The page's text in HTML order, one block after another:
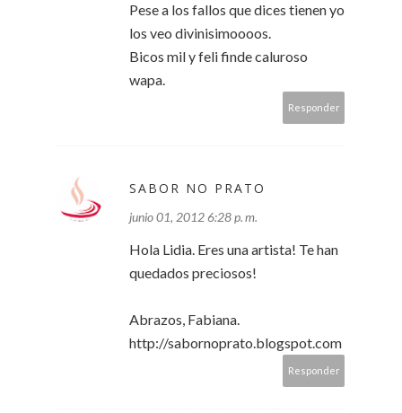
Pese a los fallos que dices tienen yo
los veo divinisimoooos.
Bicos mil y feli finde caluroso
wapa.
Responder
SABOR NO PRATO
junio 01, 2012 6:28 p. m.
Hola Lidia. Eres una artista! Te han
quedados preciosos!
Abrazos, Fabiana.
http://sabornoprato.blogspot.com
Responder